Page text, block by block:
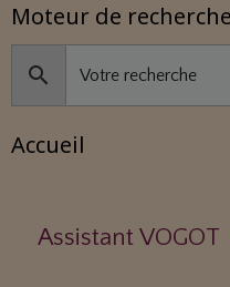
Moteur de recherche
Accueil
Assistant VOGOT